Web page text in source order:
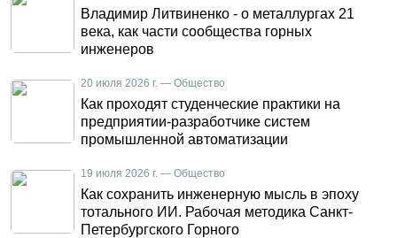
Владимир Литвиненко - о металлургах 21
века, как части сообщества горных
инженеров
20 июля 2026 г. — Общество
Как проходят студенческие практики на
предприятии-разработчике систем
промышленной автоматизации
19 июля 2026 г. — Общество
Как сохранить инженерную мысль в эпоху
тотального ИИ. Рабочая методика Санкт-
Петербургского Горного